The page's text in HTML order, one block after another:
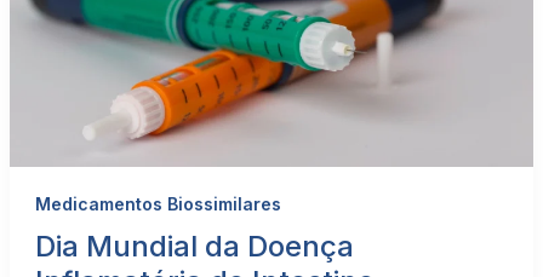
Medicamentos Biossimilares
Dia Mundial da Doença